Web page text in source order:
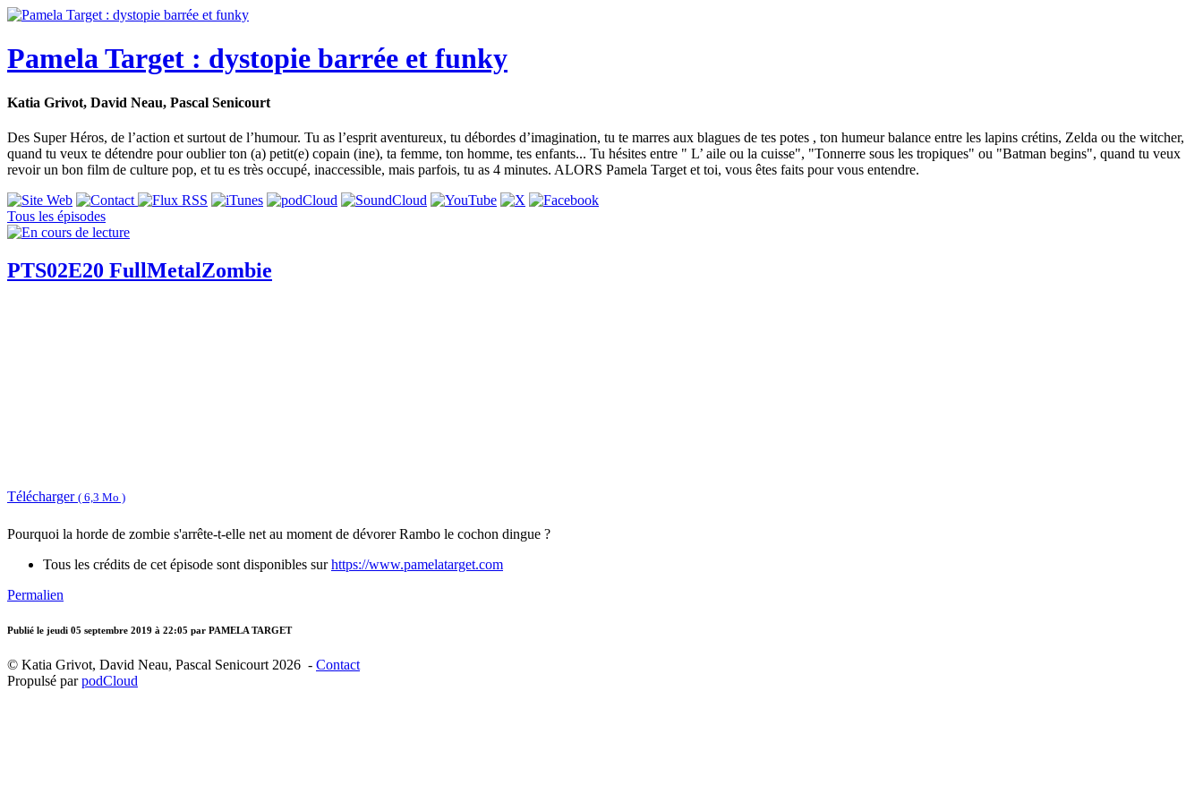
Pamela Target : dystopie barrée et funky
Katia Grivot, David Neau, Pascal Senicourt
Des Super Héros, de l’action et surtout de l’humour. Tu as l’esprit aventureux, tu débordes d’imagination, tu te marres aux blagues de tes potes , ton humeur balance entre les lapins crétins, Zelda ou the witcher,
quand tu veux te détendre pour oublier ton (a) petit(e) copain (ine), ta femme, ton homme, tes enfants... Tu hésites entre " L’ aile ou la cuisse", "Tonnerre sous les tropiques" ou "Batman begins", quand tu veux
revoir un bon film de culture pop, et tu es très occupé, inaccessible, mais parfois, tu as 4 minutes. ALORS Pamela Target et toi, vous êtes faits pour vous entendre.
Tous les épisodes
PTS02E20 FullMetalZombie
Télécharger ( 6,3 Mo )
Pourquoi la horde de zombie s'arrête-t-elle net au moment de dévorer Rambo le cochon dingue ?
Tous les crédits de cet épisode sont disponibles surhttps://www.pamelatarget.com
Permalien
Publié le jeudi 05 septembre 2019 à 22:05 par PAMELA TARGET
© Katia Grivot, David Neau, Pascal Senicourt 2026 - Contact
Propulsé parpodCloud